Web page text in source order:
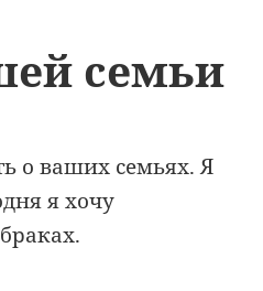
семьи
о ваших семьях. Я
я хочу